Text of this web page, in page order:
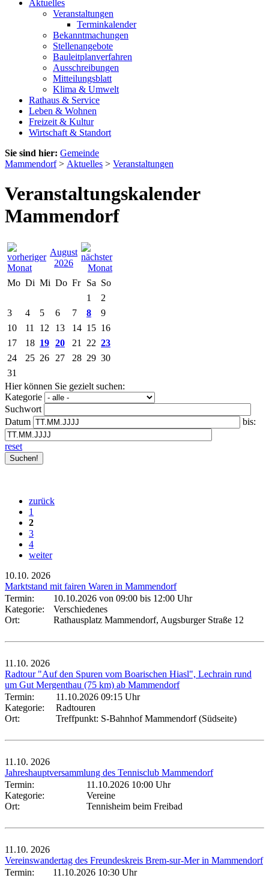
Aktuelles
Veranstaltungen
Terminkalender
Bekanntmachungen
Stellenangebote
Bauleitplanverfahren
Ausschreibungen
Mitteilungsblatt
Klima & Umwelt
Rathaus & Service
Leben & Wohnen
Freizeit & Kultur
Wirtschaft & Standort
Sie sind hier: Gemeinde
Mammendorf> Aktuelles > Veranstaltungen
Veranstaltungskalender
Mammendorf
August
2026
Mo Di Mi Do Fr Sa So
1
2
3
4 5 6 7 8
9
10
11 12 13 14 15 16
17
18 19 20 21 22 23
24
25 26 27 28 29 30
31
Hier können Sie gezielt suchen:
Kategorie
Suchwort
Datum
bis:
reset
zurück
1
2
3
4
weiter
10.10. 2026
Marktstand mit fairen Waren in Mammendorf
Termin:
10.10.2026 von 09:00 bis 12:00 Uhr
Kategorie:
Verschiedenes
Ort:
Rathausplatz Mammendorf, Augsburger Straße 12
11.10. 2026
Radtour "Auf den Spuren vom Boarischen Hiasl", Lechrain rund
um Gut Mergenthau (75 km) ab Mammendorf
Termin:
11.10.2026 09:15 Uhr
Kategorie:
Radtouren
Ort:
Treffpunkt: S-Bahnhof Mammendorf (Südseite)
11.10. 2026
Jahreshauptversammlung des Tennisclub Mammendorf
Termin:
11.10.2026 10:00 Uhr
Kategorie:
Vereine
Ort:
Tennisheim beim Freibad
11.10. 2026
Vereinswandertag des Freundeskreis Brem-sur-Mer in Mammendorf
Termin:
11.10.2026 10:30 Uhr